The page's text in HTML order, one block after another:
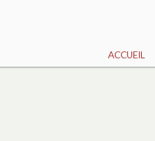
ACCUEIL